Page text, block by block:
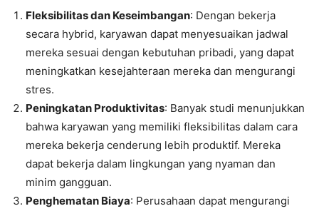
Fleksibilitas dan Keseimbangan: Dengan bekerja
secara hybrid, karyawan dapat menyesuaikan jadwal
mereka sesuai dengan kebutuhan pribadi, yang dapat
meningkatkan kesejahteraan mereka dan mengurangi
stres.
Peningkatan Produktivitas: Banyak studi menunjukkan
bahwa karyawan yang memiliki fleksibilitas dalam cara
mereka bekerja cenderung lebih produktif. Mereka
dapat bekerja dalam lingkungan yang nyaman dan
minim gangguan.
Penghematan Biaya: Perusahaan dapat mengurangi